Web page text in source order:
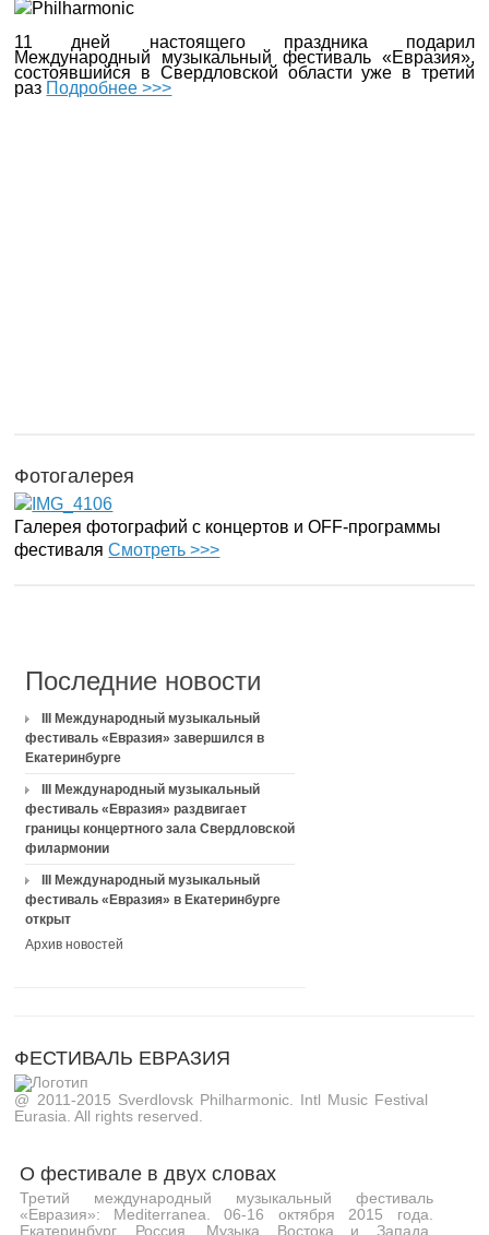
11 дней настоящего праздника подарил
Международный музыкальный фестиваль «Евразия»,
состоявшийся в Свердловской области уже в третий
раз Подробнее >>>
Фотогалерея
Галерея фотографий с концертов и OFF-программы
фестиваляСмотреть >>>
Последние новости
III Международный музыкальный
фестиваль «Евразия» завершился в
Екатеринбурге
III Международный музыкальный
фестиваль «Евразия» раздвигает
границы концертного зала Свердловской
филармонии
III Международный музыкальный
фестиваль «Евразия» в Екатеринбурге
открыт
Архив новостей
ФЕСТИВАЛЬ ЕВРАЗИЯ
@ 2011-2015 Sverdlovsk Philharmonic. Intl Music Festival
Eurasia. All rights reserved.
О фестивале в двух словах
Третий международный музыкальный фестиваль
«Евразия»: Mediterranea. 06-16 октября 2015 года.
Екатеринбург, Россия. Музыка Востока и Запада,